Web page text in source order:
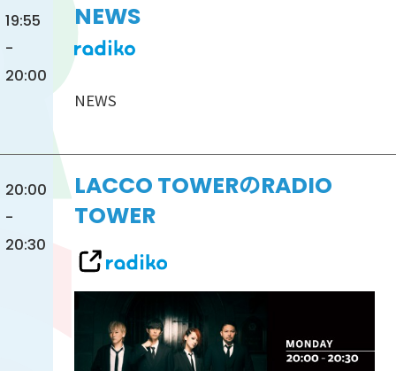
19:55
-
20:00
NEWS
NEWS
20:00
-
20:30
LACCO TOWERのRADIO
TOWER